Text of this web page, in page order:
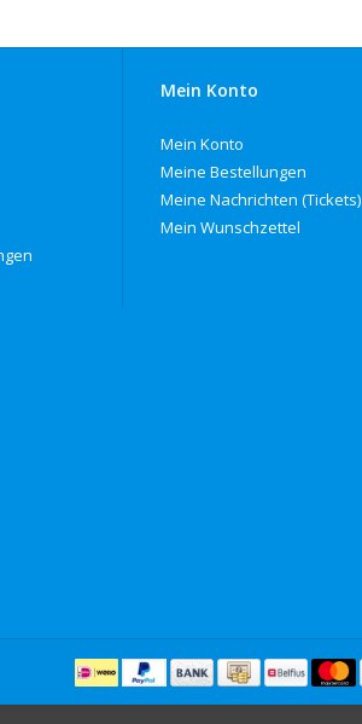
Mein Konto
Mein Konto
Meine Bestellungen
Meine Nachrichten (Tickets)
Mein Wunschzettel